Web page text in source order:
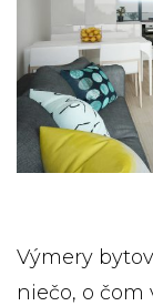
Výmery
niečo, o